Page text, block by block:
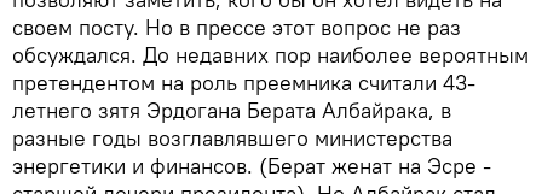
своем посту. Но в прессе этот вопрос не раз
обсуждался. До недавних пор наиболее вероятным
претендентом на роль преемника считали 43-
летнего зятя Эрдогана Берата Албайрака, в
разные годы возглавлявшего министерства
энергетики и финансов. (Берат женат на Эсре -